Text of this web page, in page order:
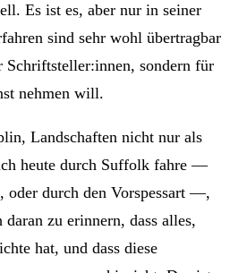
Es ist es, aber nur in seiner
sind sehr wohl übertragbar
sondern für
nehmen will.
Landschaften nicht nur als
heute durch Suffolk fahre —
oder durch den Vorspessart —,
zu erinnern, dass alles,
hat, und dass diese